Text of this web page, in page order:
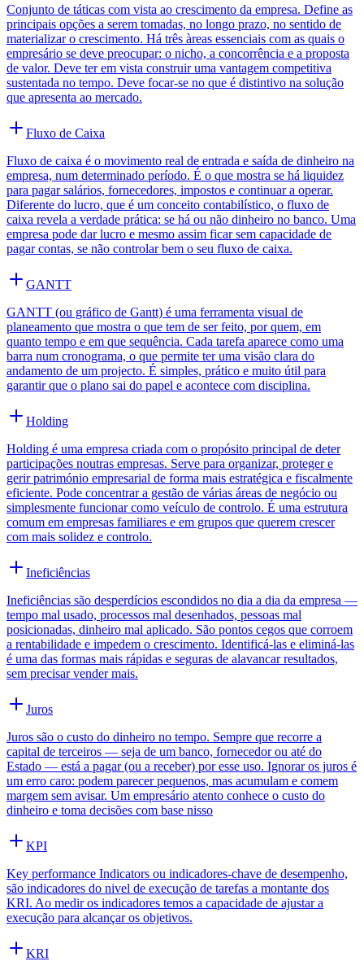
Conjunto de táticas com vista ao crescimento da empresa. Define as
principais opções a serem tomadas, no longo prazo, no sentido de
materializar o crescimento. Há três àreas essenciais com as quais o
empresário se deve preocupar: o nicho, a concorrência e a proposta
de valor. Deve ter em vista construir uma vantagem competitiva
sustentada no tempo. Deve focar-se no que é distintivo na solução
que apresenta ao mercado.
Fluxo de Caixa
Fluxo de caixa é o movimento real de entrada e saída de dinheiro na
empresa, num determinado período. É o que mostra se há liquidez
para pagar salários, fornecedores, impostos e continuar a operar.
Diferente do lucro, que é um conceito contabilístico, o fluxo de
caixa revela a verdade prática: se há ou não dinheiro no banco. Uma
empresa pode dar lucro e mesmo assim ficar sem capacidade de
pagar contas, se não controlar bem o seu fluxo de caixa.
GANTT
GANTT (ou gráfico de Gantt) é uma ferramenta visual de
planeamento que mostra o que tem de ser feito, por quem, em
quanto tempo e em que sequência. Cada tarefa aparece como uma
barra num cronograma, o que permite ter uma visão clara do
andamento de um projecto. É simples, prático e muito útil para
garantir que o plano sai do papel e acontece com disciplina.
Holding
Holding é uma empresa criada com o propósito principal de deter
participações noutras empresas. Serve para organizar, proteger e
gerir património empresarial de forma mais estratégica e fiscalmente
eficiente. Pode concentrar a gestão de várias áreas de negócio ou
simplesmente funcionar como veículo de controlo. É uma estrutura
comum em empresas familiares e em grupos que querem crescer
com mais solidez e controlo.
Ineficiências
Ineficiências são desperdícios escondidos no dia a dia da empresa —
tempo mal usado, processos mal desenhados, pessoas mal
posicionadas, dinheiro mal aplicado. São pontos cegos que corroem
a rentabilidade e impedem o crescimento. Identificá-las e eliminá-las
é uma das formas mais rápidas e seguras de alavancar resultados,
sem precisar vender mais.
Juros
Juros são o custo do dinheiro no tempo. Sempre que recorre a
capital de terceiros — seja de um banco, fornecedor ou até do
Estado — está a pagar (ou a receber) por esse uso. Ignorar os juros é
um erro caro: podem parecer pequenos, mas acumulam e comem
margem sem avisar. Um empresário atento conhece o custo do
dinheiro e toma decisões com base nisso
KPI
Key performance Indicators ou indicadores-chave de desempenho,
são indicadores do nivel de execução de tarefas a montante dos
KRI. Ao medir os indicadores temos a capacidade de ajustar a
execução para alcançar os objetivos.
KRI